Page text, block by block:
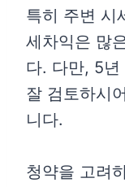
특히 주변 시
세차익은 많
다. 다만, 5년
잘 검토하시
니다.
청약을 고려